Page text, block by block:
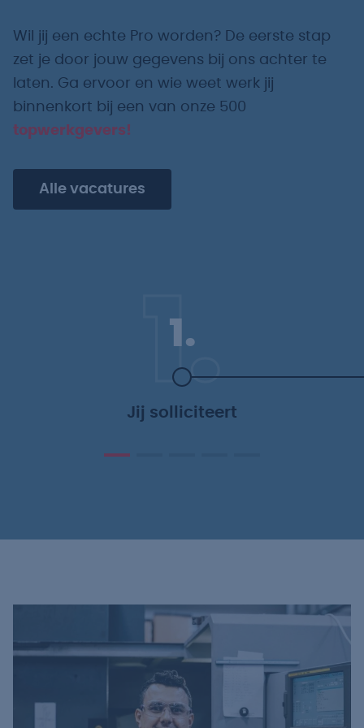
Wil jij een echte Pro worden? De eerste stap
zet je door jouw gegevens bij ons achter te
laten. Ga ervoor en wie weet werk jij
binnenkort bij een van onze 500
topwerkgevers!
Alle vacatures
1.
1.
Jij solliciteert